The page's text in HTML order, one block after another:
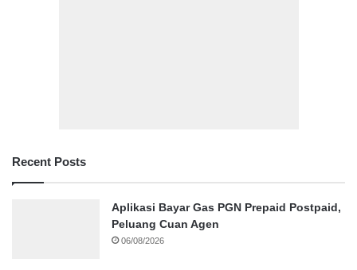
Recent Posts
Aplikasi Bayar Gas PGN Prepaid Postpaid,
Peluang Cuan Agen
06/08/2026